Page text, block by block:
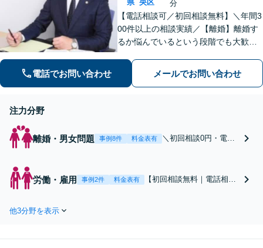
県 央区
分
【電話相談可／初回相談無料】＼年間3
00件以上の相談実績／【離婚】離婚す
るか悩んでいるという段階でも大歓迎
【労働事件】残業代、不当解雇【刑事
事件】道交法違反、条例違反、盗撮
電話でお問い合わせ メールでお問い合わせ
注力分野
離婚・男女問題 事例8件 料金表有
＼初回相談0円・電話
離婚など、幅広い実績
あり！相談者さまにと
労働・雇用 事例2件 料金表有
【初回相談無料｜電話相談
らできる解決策がありま
他3分野を表示